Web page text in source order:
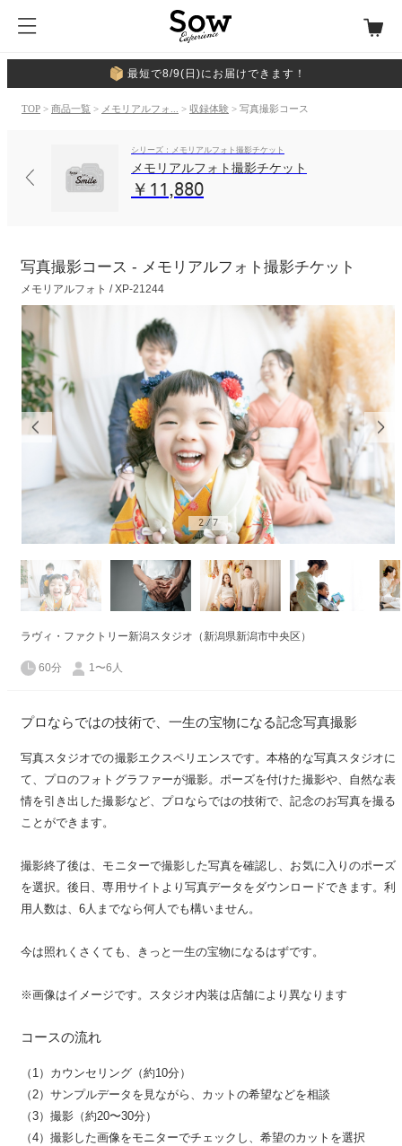
最短で8/9(日)にお届けできます！
TOP > 商品一覧 > メモリアルフォ... > 収録体験 > 写真撮影コース
シリーズ：メモリアルフォト撮影チケット
メモリアルフォト撮影チケット
￥11,880
写真撮影コース - メモリアルフォト撮影チケット
メモリアルフォト / XP-21244
2/7
ラヴィ・ファクトリー新潟スタジオ（新潟県新潟市中央区）
60分 1〜6人
プロならではの技術で、一生の宝物になる記念写真撮影
写真スタジオでの撮影エクスペリエンスです。本格的な写真スタジオに
て、プロのフォトグラファーが撮影。ポーズを付けた撮影や、自然な表
情を引き出した撮影など、プロならではの技術で、記念のお写真を撮る
ことができます。
撮影終了後は、モニターで撮影した写真を確認し、お気に入りのポーズ
を選択。後日、専用サイトより写真データをダウンロードできます。利
用人数は、6人までなら何人でも構いません。
今は照れくさくても、きっと一生の宝物になるはずです。
※画像はイメージです。スタジオ内装は店舗により異なります
コースの流れ
（1）カウンセリング（約10分）
（2）サンプルデータを見ながら、カットの希望などを相談
（3）撮影（約20〜30分）
（4）撮影した画像をモニターでチェックし、希望のカットを選択